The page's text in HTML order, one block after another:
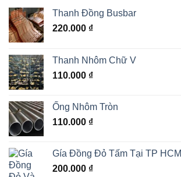
Thanh Đồng Busbar
220.000 ₫
Thanh Nhôm Chữ V
110.000 ₫
Ống Nhôm Tròn
110.000 ₫
Gía Đồng Đỏ Tấm Tại TP HCM
200.000 ₫